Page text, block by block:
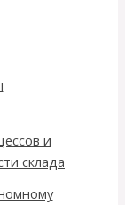
и
склада